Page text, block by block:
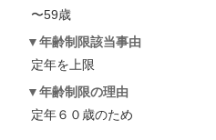
〜59歳
年齢制限該当事由
定年を上限
年齢制限の理由
定年６０歳のため